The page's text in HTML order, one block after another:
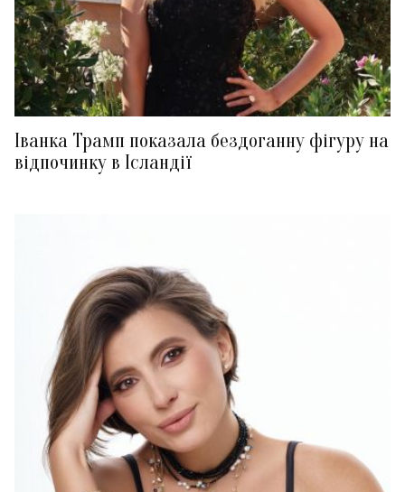
Іванка Трамп показала бездоганну фігуру на
відпочинку в Ісландії